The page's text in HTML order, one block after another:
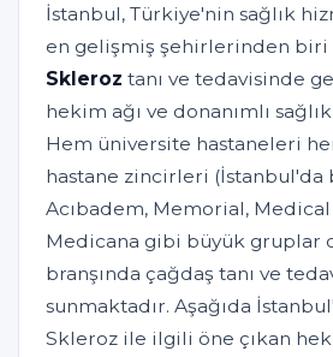
İstanbul, Türkiye'nin sağlık
en gelişmiş şehirlerinden biri
Skleroz tanı ve tedavisinde
hekim ağı ve donanımlı
Hem üniversite hastaneleri
hastane zincirleri (İstanbul'da
Acıbadem, Memorial, Medical
Medicana gibi büyük gruplar
branşında çağdaş tanı ve
sunmaktadır. Aşağıda
Skleroz ile ilgili öne çıkan